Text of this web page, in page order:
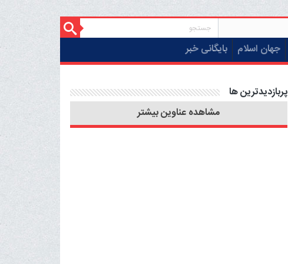
جهان اسلام بایگانی خبر
پربازدیدترین ها
مشاهده عناوین بیشتر